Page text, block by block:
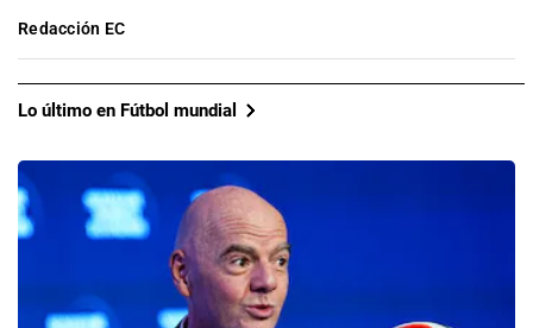
Redacción EC
Lo último en Fútbol mundial